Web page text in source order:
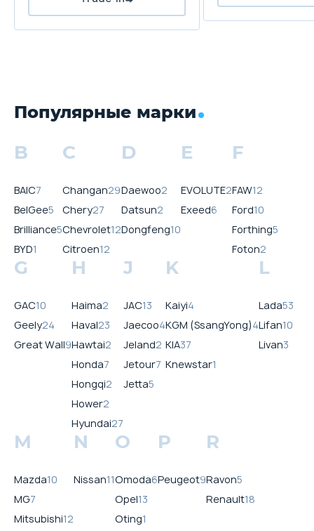
Популярные марки
B
BAIC7
BelGee5
Brilliance5
BYD1
C
Changan29
Chery27
Chevrolet12
Citroen12
D
Daewoo2
Datsun2
Dongfeng10
E
EVOLUTE2
Exeed6
F
FAW12
Ford10
Forthing5
Foton2
G
GAC10
Geely24
Great Wall9
H
Haima2
Haval23
Hawtai2
Honda7
Hongqi2
Hower2
Hyundai27
J
JAC13
Jaecoo4
Jeland2
Jetour7
Jetta5
K
Kaiyi4
KGM (SsangYong)4
KIA37
Knewstar1
L
Lada53
Lifan10
Livan3
M
Mazda10
MG7
Mitsubishi12
N
Nissan11
O
Omoda6
Opel13
Oting1
P
Peugeot9
R
Ravon5
Renault18